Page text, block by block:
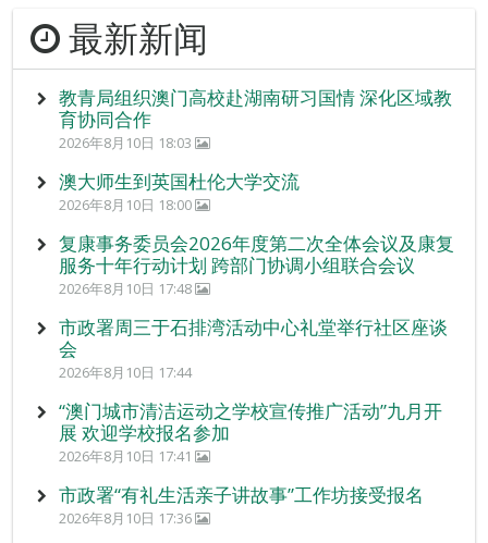
最新新闻
教青局组织澳门高校赴湖南研习国情 深化区域教
育协同合作
2026年8月10日 18:03
澳大师生到英国杜伦大学交流
2026年8月10日 18:00
复康事务委员会2026年度第二次全体会议及康复
服务十年行动计划 跨部门协调小组联合会议
2026年8月10日 17:48
市政署周三于石排湾活动中心礼堂举行社区座谈
会
2026年8月10日 17:44
“澳门城市清洁运动之学校宣传推广活动”九月开
展 欢迎学校报名参加
2026年8月10日 17:41
市政署“有礼生活亲子讲故事”工作坊接受报名
2026年8月10日 17:36